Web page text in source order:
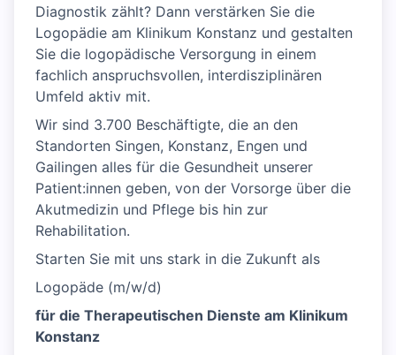
Diagnostik zählt? Dann verstärken Sie die
Logopädie am Klinikum Konstanz und gestalten
Sie die logopädische Versorgung in einem
fachlich anspruchsvollen, interdisziplinären
Umfeld aktiv mit.
Wir sind 3.700 Beschäftigte, die an den
Standorten Singen, Konstanz, Engen und
Gailingen alles für die Gesundheit unserer
Patient:innen geben, von der Vorsorge über die
Akutmedizin und Pflege bis hin zur
Rehabilitation.
Starten Sie mit uns stark in die Zukunft als
Logopäde (m/w/d)
für die Therapeutischen Dienste am Klinikum
Konstanz